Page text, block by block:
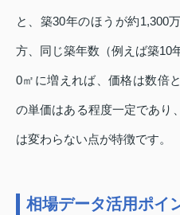
と、築30年のほうが約1,300
方、同じ築年数（例えば築10
0㎡に増えれば、価格は数倍
の単価はある程度一定であり
は変わらない点が特徴です。
相場データ活用ポイ